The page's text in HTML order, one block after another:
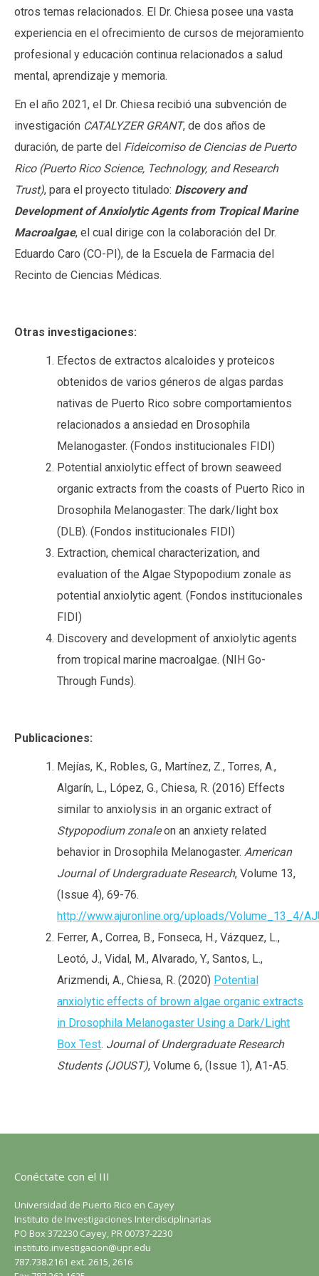
otros temas relacionados. El Dr. Chiesa posee una vasta
experiencia en el ofrecimiento de cursos de mejoramiento
profesional y educación continua relacionados a salud
mental, aprendizaje y memoria.
En el año 2021, el Dr. Chiesa recibió una subvención de
investigación CATALYZER GRANT, de dos años de
duración, de parte del Fideicomiso de Ciencias de Puerto
Rico (Puerto Rico Science, Technology, and Research
Trust), para el proyecto titulado: Discovery and
Development of Anxiolytic Agents from Tropical Marine
Macroalgae, el cual dirige con la colaboración del Dr.
Eduardo Caro (CO-PI), de la Escuela de Farmacia del
Recinto de Ciencias Médicas.
Otras investigaciones:
Efectos de extractos alcaloides y proteicos
obtenidos de varios géneros de algas pardas
nativas de Puerto Rico sobre comportamientos
relacionados a ansiedad en Drosophila
Melanogaster. (Fondos institucionales FIDI)
Potential anxiolytic effect of brown seaweed
organic extracts from the coasts of Puerto Rico in
Drosophila Melanogaster: The dark/light box
(DLB). (Fondos institucionales FIDI)
Extraction, chemical characterization, and
evaluation of the Algae Stypopodium zonale as
potential anxiolytic agent. (Fondos institucionales
FIDI)
Discovery and development of anxiolytic agents
from tropical marine macroalgae. (NIH Go-
Through Funds).
Publicaciones:
Mejías, K., Robles, G., Martínez, Z., Torres, A.,
Algarín, L., López, G., Chiesa, R. (2016) Effects
similar to anxiolysis in an organic extract of
Stypopodium zonaleon an anxiety related
behavior in Drosophila Melanogaster. American
Journal of Undergraduate Research, Volume 13,
(Issue 4), 69-76.
http://www.ajuronline.org/uploads/Volume_13_4/
Ferrer, A., Correa, B., Fonseca, H., Vázquez, L.,
Leotó, J., Vidal, M., Alvarado, Y., Santos, L.,
Arizmendi, A., Chiesa, R. (2020) Potential
anxiolytic effects of brown algae organic extracts
in Drosophila Melanogaster Using a Dark/Light
Box Test. Journal of Undergraduate Research
Students (JOUST), Volume 6, (Issue 1), A1-A5.
Conéctate con el III
Universidad de Puerto Rico en Cayey
Instituto de Investigaciones Interdisciplinarias
PO Box 372230 Cayey, PR 00737-2230
instituto.investigacion@upr.edu
787.738.2161 ext. 2615, 2616